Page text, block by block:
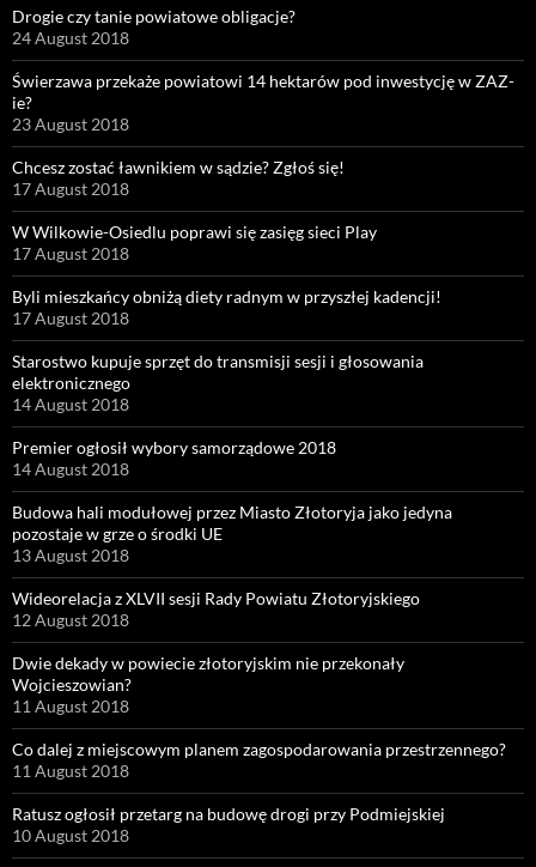
Drogie czy tanie powiatowe obligacje?
24 August 2018
Świerzawa przekaże powiatowi 14 hektarów pod inwestycję w ZAZ-
ie?
23 August 2018
Chcesz zostać ławnikiem w sądzie? Zgłoś się!
17 August 2018
W Wilkowie-Osiedlu poprawi się zasięg sieci Play
17 August 2018
Byli mieszkańcy obniżą diety radnym w przyszłej kadencji!
17 August 2018
Starostwo kupuje sprzęt do transmisji sesji i głosowania
elektronicznego
14 August 2018
Premier ogłosił wybory samorządowe 2018
14 August 2018
Budowa hali modułowej przez Miasto Złotoryja jako jedyna
pozostaje w grze o środki UE
13 August 2018
Wideorelacja z XLVII sesji Rady Powiatu Złotoryjskiego
12 August 2018
Dwie dekady w powiecie złotoryjskim nie przekonały
Wojcieszowian?
11 August 2018
Co dalej z miejscowym planem zagospodarowania przestrzennego?
11 August 2018
Ratusz ogłosił przetarg na budowę drogi przy Podmiejskiej
10 August 2018